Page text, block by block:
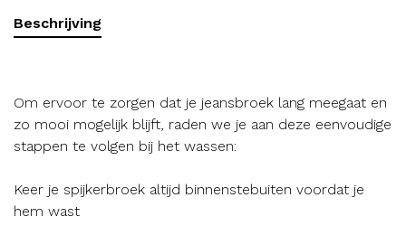
Beschrijving
Om ervoor te zorgen dat je jeansbroek lang meegaat en
zo mooi mogelijk blijft, raden we je aan deze eenvoudige
stappen te volgen bij het wassen:
Keer je spijkerbroek altijd binnenstebuiten voordat je
hem wast